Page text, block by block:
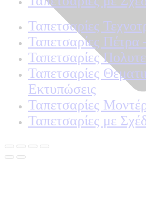
Ταπετσαρίες
Ταπετσαρίες
Ταπετσαρίες
Ταπετσαρίες
Εκτυπώσεις
Ταπετσαρίες
Ταπετσαρίες με